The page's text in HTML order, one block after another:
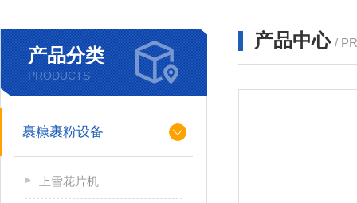
产品分类
PRODUCTS
裹糠裹粉设备
上雪花片机
产品中心 /